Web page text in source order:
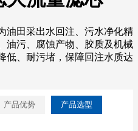
油田采出水回注、污水净化精
油污、腐蚀产物、胶质及机械
低、耐污堵，保障回注水质达
产品优势
产品选型